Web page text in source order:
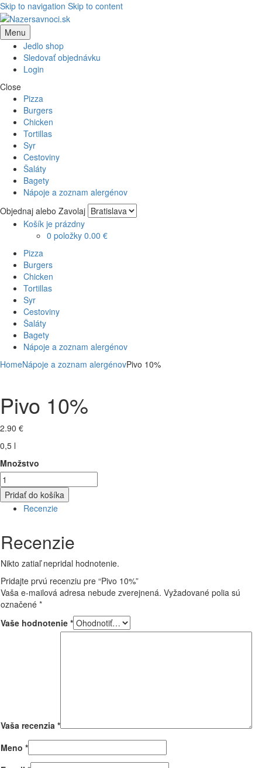
Skip to navigation Skip to content
Menu
Jedlo shop
Sledovať objednávku
Login
Close
Pizza
Burgers
Chicken
Tortillas
Syr
Cestoviny
Šaláty
Bagety
Nápoje a zoznam alergénov
Objednaj alebo Zavolaj
Košík je prázdny
0 položky 0.00 €
Pizza
Burgers
Chicken
Tortillas
Syr
Cestoviny
Šaláty
Bagety
Nápoje a zoznam alergénov
HomeNápoje a zoznam alergénovPivo 10%
Pivo 10%
2.90 €
0,5 l
Množstvo
Pridať do košíka
Recenzie
Recenzie
Nikto zatiaľ nepridal hodnotenie.
Pridajte prvú recenziu pre “Pivo 10%”
Vaša e-mailová adresa nebude zverejnená. Vyžadované polia sú
označené *
Vaše hodnotenie *
Vaša recenzia *
Meno *